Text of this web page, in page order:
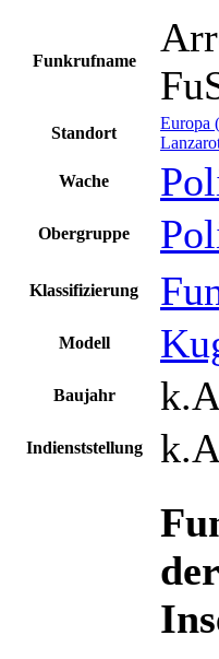
Funkrufname
Standort
Europa
Wache
Obergruppe
Klassifizierung
Modell
Baujahr
Indienststellung
der